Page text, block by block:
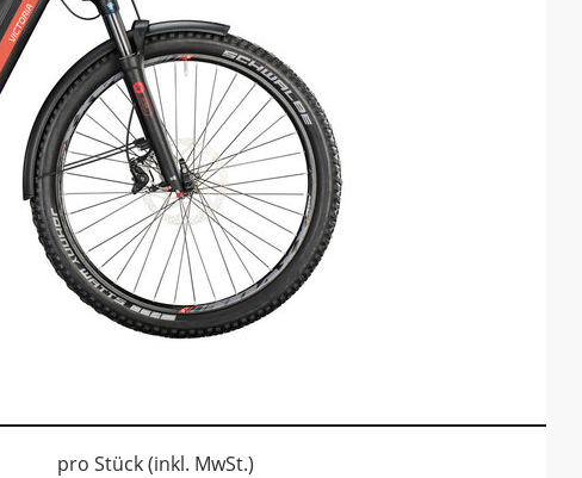
pro Stück (inkl. MwSt.)